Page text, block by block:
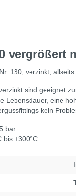
vergrößert
130, verzinkt,
sind geeignet
Lebensdauer, eine
kein
bar
bis +300°C